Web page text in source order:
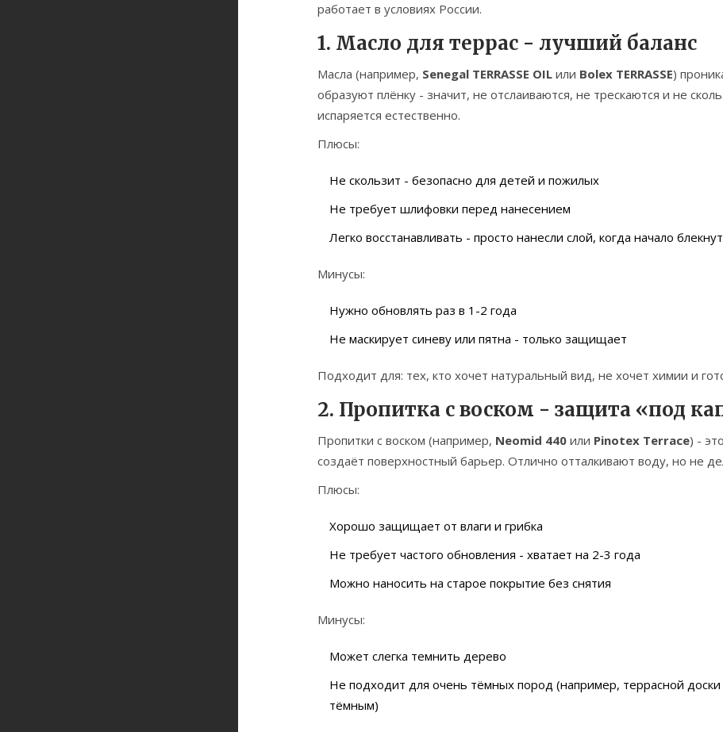
работает в условиях России.
1. Масло для террас - лучший баланс
Масла (например, Senegal TERRASSE OIL или Bolex TERRASSE)
образуют плёнку - значит, не отслаиваются, не трескаются и не
испаряется естественно.
Плюсы:
Не скользит - безопасно для детей и пожилых
Не требует шлифовки перед нанесением
Легко восстанавливать - просто нанесли слой, когда начало
Минусы:
Нужно обновлять раз в 1-2 года
Не маскирует синеву или пятна - только защищает
Подходит для: тех, кто хочет натуральный вид, не хочет химии и
2. Пропитка с воском - защита «под
Пропитки с воском (например, Neomid 440 или Pinotex Terrace) -
создаёт поверхностный барьер. Отлично отталкивают воду, но не
Плюсы:
Хорошо защищает от влаги и грибка
Не требует частого обновления - хватает на 2-3 года
Можно наносить на старое покрытие без снятия
Минусы:
Может слегка темнить дерево
Не подходит для очень тёмных пород (например, террасной
тёмным)